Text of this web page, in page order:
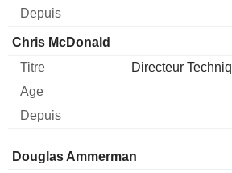
Chris McDonald
Directeur
Administrateur Titre Age
Douglas Ammerman